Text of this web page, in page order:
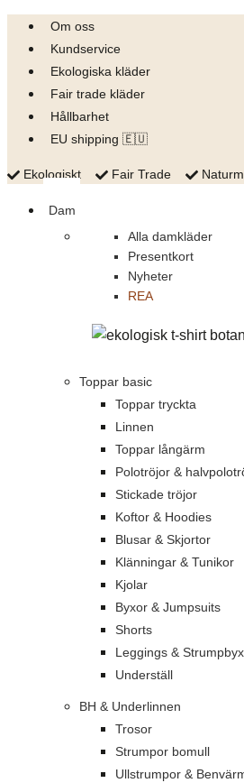
Skip
content
Om oss
Kundservice
Ekologiska kläder
Fair trade kläder
Hållbarhet
EU shipping 🇪🇺
Ekologiskt Fair Trade
Dam
Alla damkläder
Presentkort
Nyheter
REA
Toppar basic
Toppar tryckta
Linnen
Toppar långärm
Polotröjor &
Stickade tröjor
Koftor & Hoodies
Blusar & Skjortor
Klänningar & Tunikor
Kjolar
Byxor & Jumpsuits
Shorts
Leggings &
Underställ
BH & Underlinnen
Trosor
Strumpor bomull
Ullstrumpor &